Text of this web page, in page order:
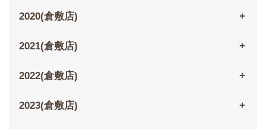
2020(倉敷店)
2021(倉敷店)
2022(倉敷店)
2023(倉敷店)